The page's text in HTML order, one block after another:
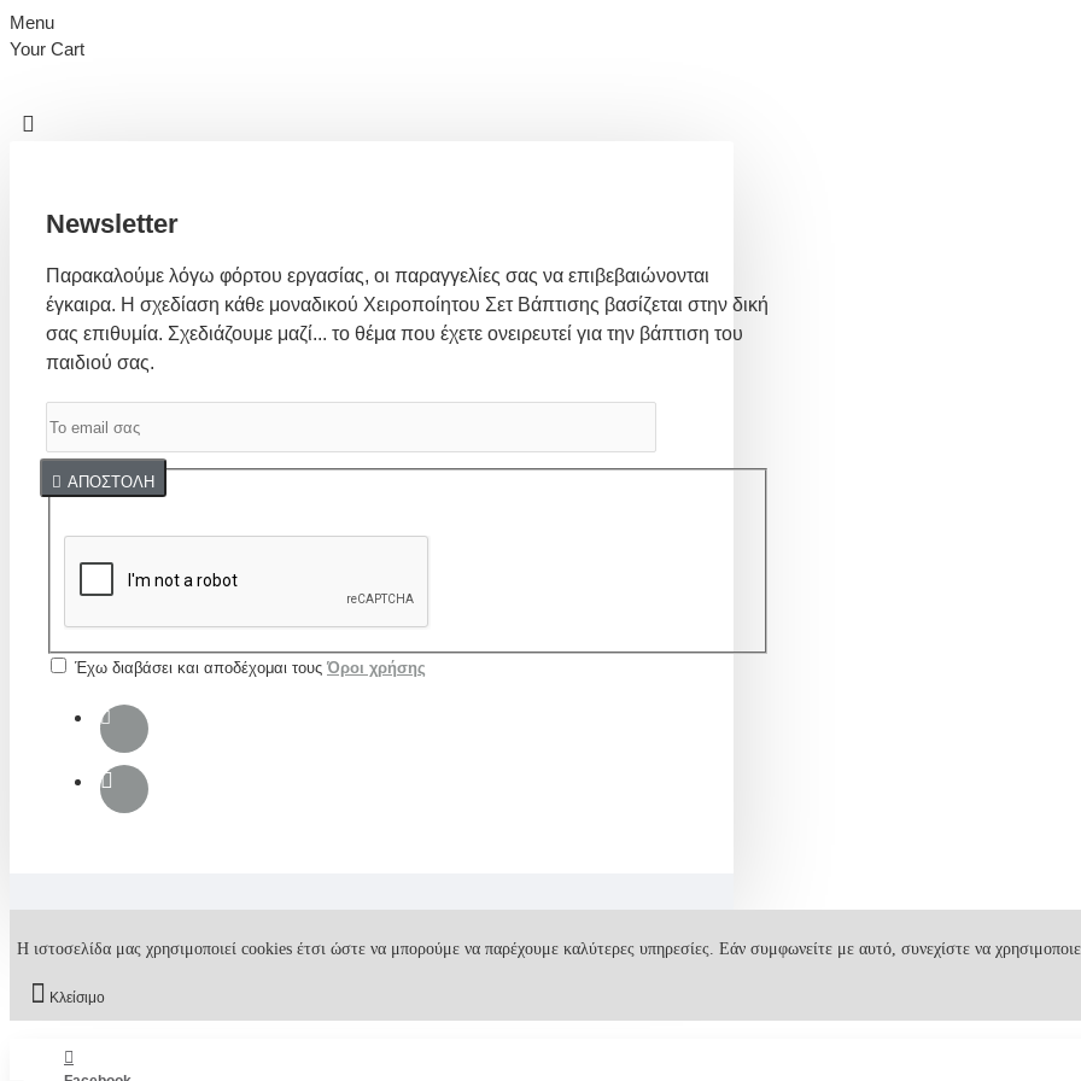
Menu
Your Cart
Newsletter
Παρακαλούμε λόγω φόρτου εργασίας, οι παραγγελίες σας να επιβεβαιώνονται
έγκαιρα. Η σχεδίαση κάθε μοναδικού Χειροποίητου Σετ Βάπτισης βασίζεται στην δική
σας επιθυμία. Σχεδιάζουμε μαζί... το θέμα που έχετε ονειρευτεί για την βάπτιση του
παιδιού σας.
ΑΠΟΣΤΟΛΉ
Captcha
Έχω διαβάσει και αποδέχομαι τους Όροι χρήσης
Η ιστοσελίδα μας χρησιμοποιεί cookies έτσι ώστε να μπορούμε να παρέχουμε καλύτερες υπηρεσίες. Εάν συμφωνείτε με αυτό, συνεχίστε να
Κλείσιμο